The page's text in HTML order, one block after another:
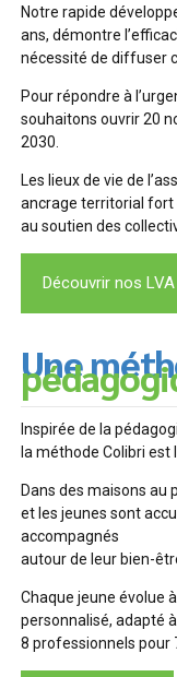
Notre rapide
ans, démontre
nécessité de diffuser
Pour répondre à
souhaitons ouvrir 20
2030.
Les lieux de vie de
ancrage territorial fort
au soutien des
Découvrir nos LVA
Une
Inspirée de la
la méthode Colibri est
Dans des maisons au
et les jeunes sont
accompagnés
autour de leur bien-
Chaque jeune évolue
personnalisé, adapté
8 professionnels pour